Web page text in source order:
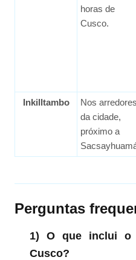
horas de
Cusco.
Inkilltambo
Nos arredores
da cidade,
próximo a
Perguntas
1) O que inclui o
Cusco?